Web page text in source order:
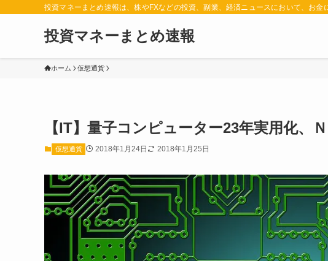
投資マネーまとめ速報は、株やFXなどの投資、副業、経済ニュースにおいて、お
投資マネーまとめ速報
ホーム 仮想通貨
【IT】量子コンピューター23年実用化、
仮想通貨 2018年1月24日 2018年1月25日